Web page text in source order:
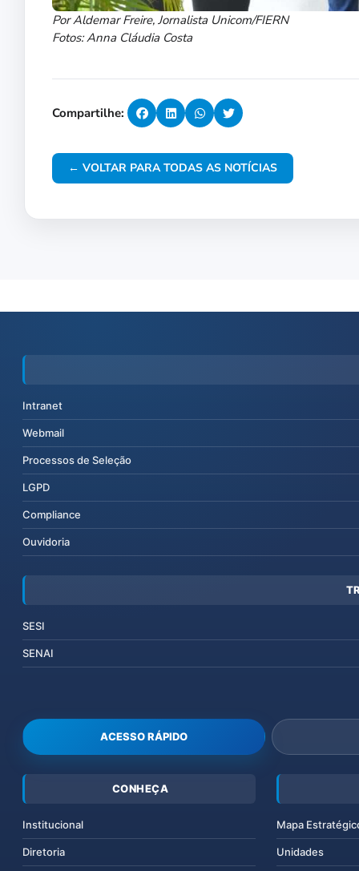
Por Aldemar Freire, Jornalista Unicom/FIERN
Fotos: Anna Cláudia Costa
Compartilhe:
← VOLTAR PARA TODAS AS NOTÍCIAS
Intranet
Webmail
Processos de Seleção
LGPD
Compliance
Ouvidoria
SESI
SENAI
ACESSO RÁPIDO
CONHEÇA
Institucional
Diretoria
Mapa
Unidades